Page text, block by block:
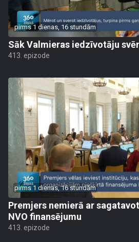
pirms 1 dienas, 16 stundām
Sāk Valmieras iedzīvotāju
413. epizode
pirms 1 dienas, 16 stundām
Premjers nemierā ar
NVO finansējumu
413. epizode